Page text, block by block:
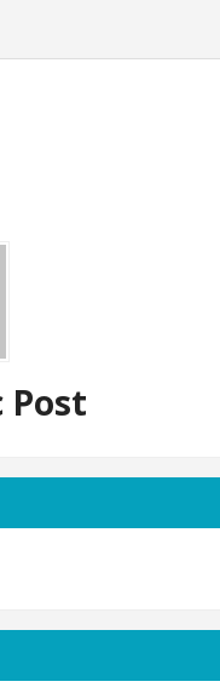
Post